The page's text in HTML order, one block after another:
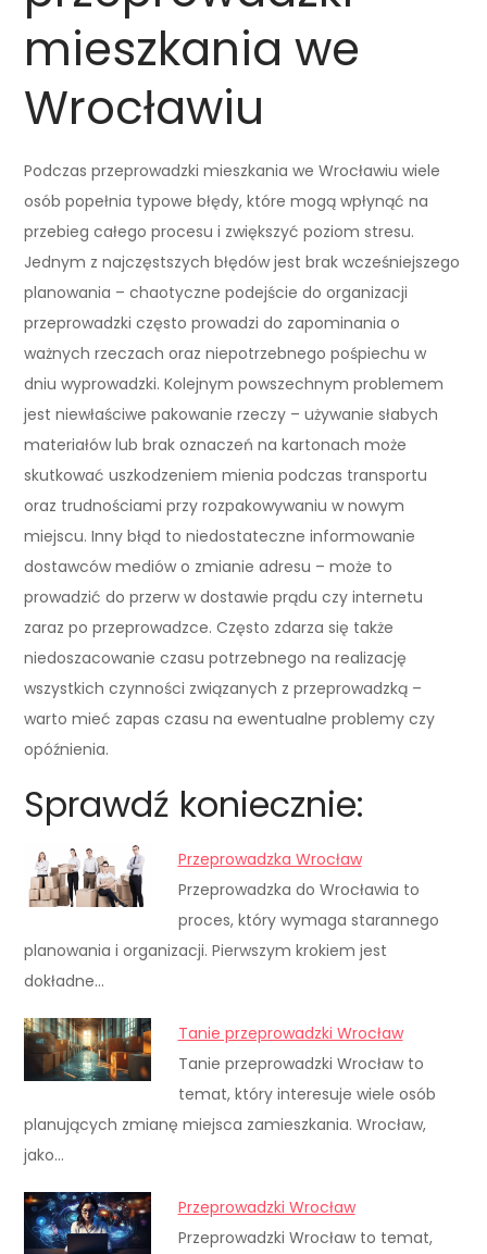
mieszkania we
Wrocławiu
Podczas przeprowadzki mieszkania we Wrocławiu wiele
osób popełnia typowe błędy, które mogą wpłynąć na
przebieg całego procesu i zwiększyć poziom stresu.
Jednym z najczęstszych błędów jest brak wcześniejszego
planowania – chaotyczne podejście do organizacji
przeprowadzki często prowadzi do zapominania o
ważnych rzeczach oraz niepotrzebnego pośpiechu w
dniu wyprowadzki. Kolejnym powszechnym problemem
jest niewłaściwe pakowanie rzeczy – używanie słabych
materiałów lub brak oznaczeń na kartonach może
skutkować uszkodzeniem mienia podczas transportu
oraz trudnościami przy rozpakowywaniu w nowym
miejscu. Inny błąd to niedostateczne informowanie
dostawców mediów o zmianie adresu – może to
prowadzić do przerw w dostawie prądu czy internetu
zaraz po przeprowadzce. Często zdarza się także
niedoszacowanie czasu potrzebnego na realizację
wszystkich czynności związanych z przeprowadzką –
warto mieć zapas czasu na ewentualne problemy czy
opóźnienia.
Sprawdź koniecznie:
Przeprowadzka Wrocław
Przeprowadzka do Wrocławia to
proces, który wymaga starannego
planowania i organizacji. Pierwszym krokiem jest
dokładne…
Tanie przeprowadzki Wrocław
Tanie przeprowadzki Wrocław to
temat, który interesuje wiele osób
planujących zmianę miejsca zamieszkania. Wrocław,
jako…
Przeprowadzki Wrocław
Przeprowadzki Wrocław to temat,